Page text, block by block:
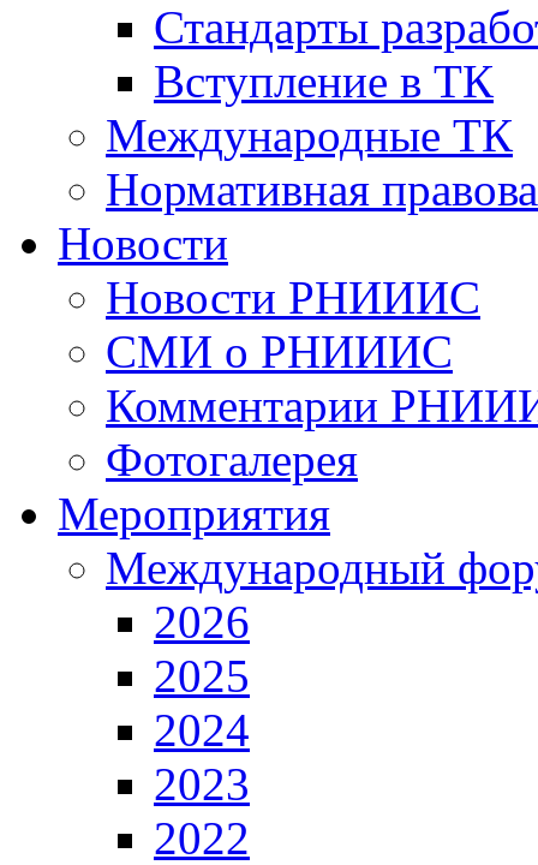
Стандарты
Вступление в ТК
Международные ТК
Нормативная
Новости
Новости РНИИИС
СМИ о РНИИИС
Комментарии
Фотогалерея
Мероприятия
Международный
2026
2025
2024
2023
2022